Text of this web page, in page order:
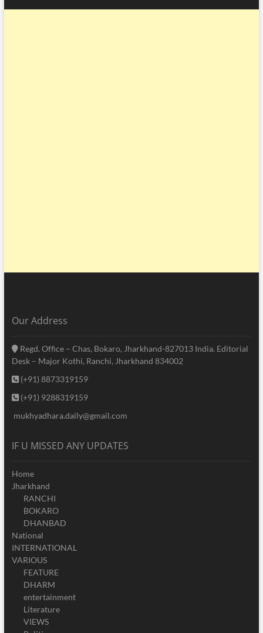
Our Address
Regd. Office – Chas, Bokaro, Jharkhand-827013 India. Editorial
Desk – Major Kothi, Ranchi, Jharkhand 834002
(+91) 8873319159
(+91) 9288319159
mukhyadhara.daily@gmail.com
IF U MISSED ANY UPDATES
Home
Jharkhand
RANCHI
BOKARO
DHANBAD
National
INTERNATIONAL
VARIOUS
FEATURE
DHARM
entertainment
Literature
VIEWS